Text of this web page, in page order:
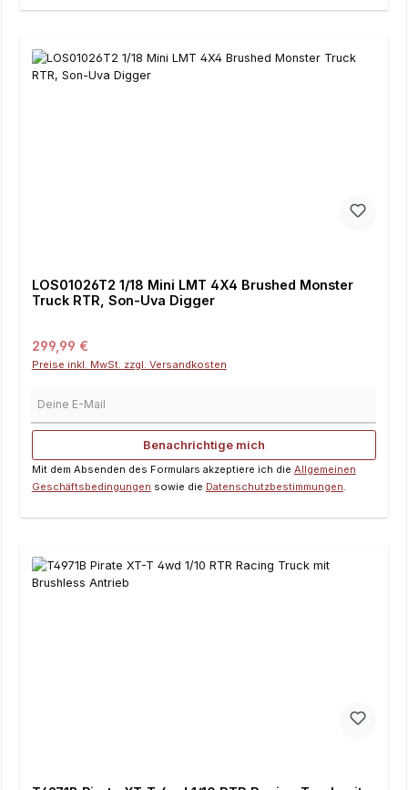
LOS01026T2 1/18 Mini LMT 4X4 Brushed Monster
Truck RTR, Son-Uva Digger
Regulärer Preis:
299,99 €
Preise inkl. MwSt. zzgl. Versandkosten
Benachrichtige mich
Mit dem Absenden des Formulars akzeptiere ich die Allgemeinen
Geschäftsbedingungen sowie die Datenschutzbestimmungen